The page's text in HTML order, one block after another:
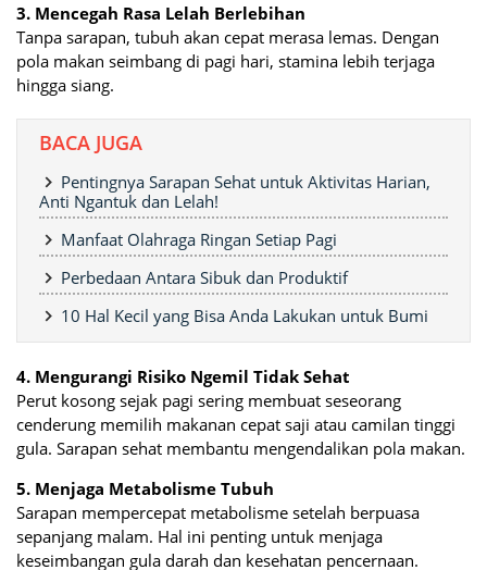
3. Mencegah Rasa Lelah Berlebihan
Tanpa sarapan, tubuh akan cepat merasa lemas. Dengan
pola makan seimbang di pagi hari, stamina lebih terjaga
hingga siang.
BACA JUGA
Pentingnya Sarapan Sehat untuk Aktivitas Harian,
Anti Ngantuk dan Lelah!
Manfaat Olahraga Ringan Setiap Pagi
Perbedaan Antara Sibuk dan Produktif
10 Hal Kecil yang Bisa Anda Lakukan untuk Bumi
4. Mengurangi Risiko Ngemil Tidak Sehat
Perut kosong sejak pagi sering membuat seseorang
cenderung memilih makanan cepat saji atau camilan tinggi
gula. Sarapan sehat membantu mengendalikan pola makan.
5. Menjaga Metabolisme Tubuh
Sarapan mempercepat metabolisme setelah berpuasa
sepanjang malam. Hal ini penting untuk menjaga
keseimbangan gula darah dan kesehatan pencernaan.